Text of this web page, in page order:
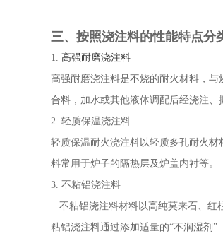
三、按照浇注料的性能特点分
1. 高强耐磨浇注料
高强耐磨浇注料是不烧的耐火材料，
合料，加水或其他液体调配后经浇注、
2. 轻质保温浇注料
轻质保温耐火浇注料以轻质多孔耐火
料常用于炉子的隔热层及炉盖内衬等。
3. 不粘铝浇注料
不粘铝浇注料材料以高纯莫来石、红
粘铝浇注料通过添加适量的“不润湿剂